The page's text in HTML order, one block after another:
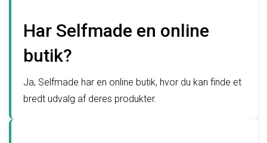
Har Selfmade en online
butik?
Ja, Selfmade har en online butik, hvor du kan finde et
bredt udvalg af deres produkter.